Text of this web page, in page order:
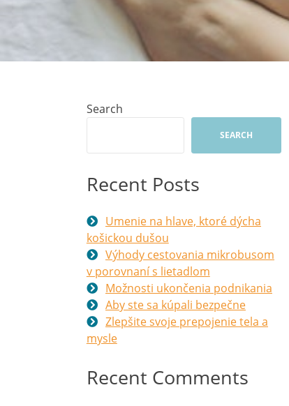
Search
SEARCH
Recent Posts
Umenie na hlave, ktoré dýcha
košickou dušou
Výhody cestovania mikrobusom
v porovnaní s lietadlom
Možnosti ukončenia podnikania
Aby ste sa kúpali bezpečne
Zlepšite svoje prepojenie tela a
mysle
Recent Comments